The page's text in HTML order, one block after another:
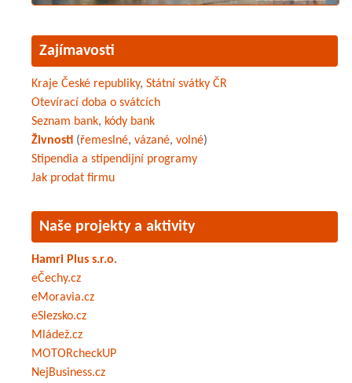
Zajímavosti
Kraje České republiky, Státní svátky ČR
Otevírací doba o svátcích
Seznam bank, kódy bank
Živnosti (řemeslné, vázané, volné)
Stipendia a stipendijní programy
Jak prodat firmu
Naše projekty a aktivity
Hamri Plus s.r.o.
eČechy.cz
eMoravia.cz
eSlezsko.cz
Mládež.cz
MOTORcheckUP
NejBusiness.cz